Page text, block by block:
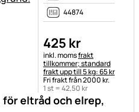
för eltråd och elrep,
44874
425 kr
Skatteinformation:
inkl. momsfrakt
tillkommer; standard
frakt upp till 5 kg: 65 kr
Fri frakt från 2000 kr.
1 st =42,50kr